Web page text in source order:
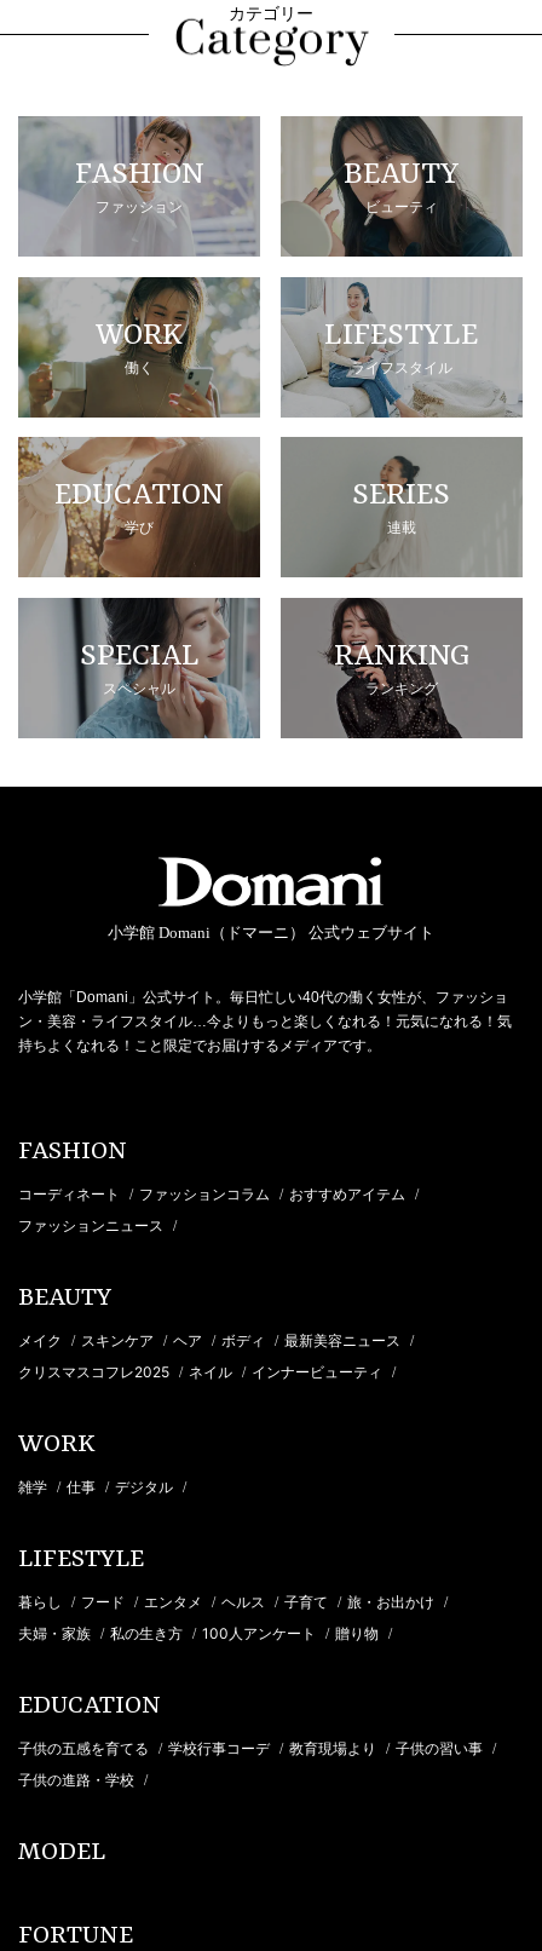
カテゴリー
FASHION
ファッション
BEAUTY
ビューティ
WORK
働く
LIFESTYLE
ライフスタイル
EDUCATION
学び
SERIES
連載
SPECIAL
スペシャル
RANKING
ランキング
小学館 Domani（ドマーニ） 公式ウェブサイト
小学館「Domani」公式サイト。毎日忙しい40代の働く女性が、ファッショ
ン・美容・ライフスタイル…今よりもっと楽しくなれる！元気になれる！気
持ちよくなれる！こと限定でお届けするメディアです。
FASHION
コーディネート / ファッションコラム / おすすめアイテム /
ファッションニュース /
BEAUTY
メイク / スキンケア / ヘア / ボディ / 最新美容ニュース /
クリスマスコフレ2025 / ネイル / インナービューティ /
WORK
雑学 / 仕事 / デジタル /
LIFESTYLE
暮らし / フード / エンタメ / ヘルス / 子育て / 旅・お出かけ /
夫婦・家族 / 私の生き方 / 100人アンケート / 贈り物 /
EDUCATION
子供の五感を育てる / 学校行事コーデ / 教育現場より / 子供の習い事 /
子供の進路・学校 /
MODEL
FORTUNE